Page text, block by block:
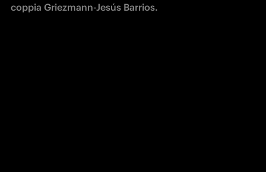
coppia Griezmann-Jesús Barrios.